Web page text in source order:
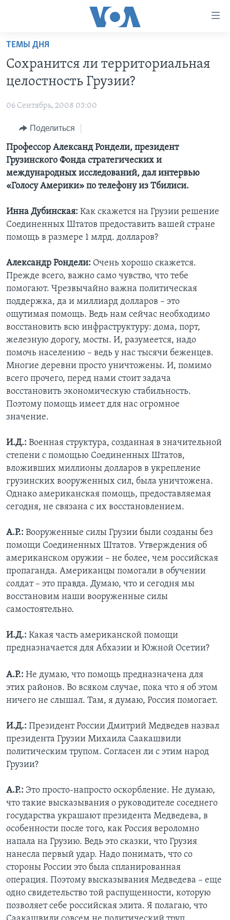
Перейти
основной
контент
навигации
Перейти
поиск
ПРОГРАММЫ
НОВОСТИ ЗА МИНУТУ
ИТОГИ
ПОЧЕМУ ЭТО ВАЖНО?
ДИСКУССИЯ VOA
ДЕТАЛИ
АМЕРИКА. БОЛЬШОЕ ПУТЕШЕСТВИЕ
УЧИМ АНГЛИЙСКИЙ
НАША АМЕРИКАНСКАЯ ИСТОРИЯ
А КАК В АМЕРИКЕ?
АМЕРИКАНСКИЕ ГОРОДКИ
ЭКСПЕРТИЗА
ИНТЕРВЬЮ
ФАКТЫ ПРОТИВ ФЕЙКОВ
ЗА СВОБОДУ ПРЕССЫ
УЧИМ АНГЛИЙСКИЙ
ПОДПИСКА НА НОВОСТИ
СОЦИАЛЬНЫЕ СЕТИ
Языки
ТЕМЫ ДНЯ
Сохранится ли территориальная
целостность Грузии?
06 Сентябрь, 2008 03:00
Поделиться
Профессор Александ Рондели, президент
Грузинского Фонда стратегических и
международных исследований, дал интервью
«Голосу Америки» по телефону из Тбилиси.
Инна Дубинская: Как скажется на Грузии решение
Соединенных Штатов предоставить вашей стране
помощь в размере 1 млрд. долларов?
Александр Рондели: Очень хорошо скажется.
Прежде всего, важно само чувство, что тебе
помогают. Чрезвычайно важна политическая
поддержка, да и миллиард долларов – это
ощутимая помощь. Ведь нам сейчас необходимо
восстановить всю инфраструктуру: дома, порт,
железную дорогу, мосты. И, разумеется, надо
помочь населению – ведь у нас тысячи беженцев.
Многие деревни просто уничтожены. И, помимо
всего прочего, перед нами стоит задача
восстановить экономическую стабильность.
Поэтому помощь имеет для нас огромное
значение.
И.Д.: Военная структура, созданная в значительной
степени с помощью Соединенных Штатов,
вложивших миллионы долларов в укрепление
грузинских вооруженных сил, была уничтожена.
Однако американская помощь, предоставляемая
сегодня, не связана с их восстановлением.
А.Р.: Вооруженные силы Грузии были созданы без
помощи Соединенных Штатов. Утверждения об
американском оружии – не более, чем российская
пропаганда. Американцы помогали в обучении
солдат – это правда. Думаю, что и сегодня мы
восстановим наши вооруженные силы
самостоятельно.
И.Д.: Какая часть американской помощи
предназначается для Абхазии и Южной Осетии?
А.Р.: Не думаю, что помощь предназначена для
этих районов. Во всяком случае, пока что я об этом
ничего не слышал. Там, я думаю, Россия помогает.
И.Д.: Президент России Дмитрий Медведев назвал
президента Грузии Михаила Саакашвили
политическим трупом. Согласен ли с этим народ
Грузии?
А.Р.: Это просто-напросто оскорбление. Не думаю,
что такие высказывания о руководителе соседнего
государства украшают президента Медведева, в
особенности после того, как Россия вероломно
напала на Грузию. Ведь это сказки, что Грузия
нанесла первый удар. Надо понимать, что со
стороны России это была спланированная
операция. Поэтому высказывания Медведева – еще
одно свидетельство той распущенности, которую
позволяет себе российская элита. Я полагаю, что